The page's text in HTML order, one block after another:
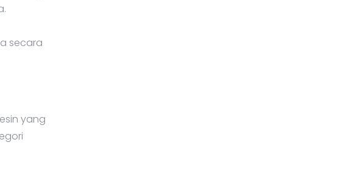
secara
yang